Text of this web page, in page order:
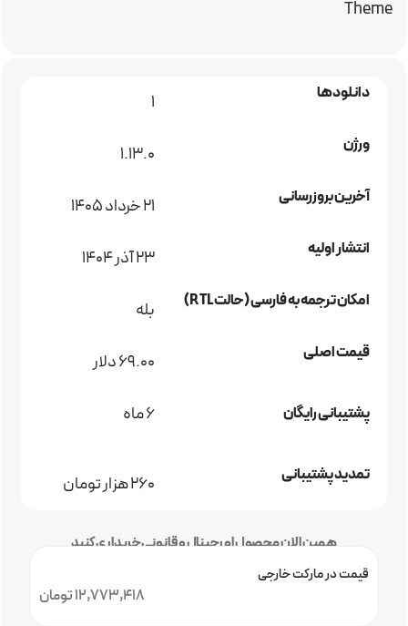
Theme
دانلودها 1
ورژن 1.13.0
آخرین بروزرسانی 21 خرداد 1405
انتشار اولیه 23 آذر 1404
امکان ترجمه به فارسی (حالت RTL) بله
قیمت اصلی 69.00 دلار
پشتیبانی رایگان 6 ماه
تمدید پشتیبانی 260 هزار تومان
همین الان محصول اورجینال و قانونی خریداری کنید
12,773,418 تومان
قیمت در مارکت خارجی